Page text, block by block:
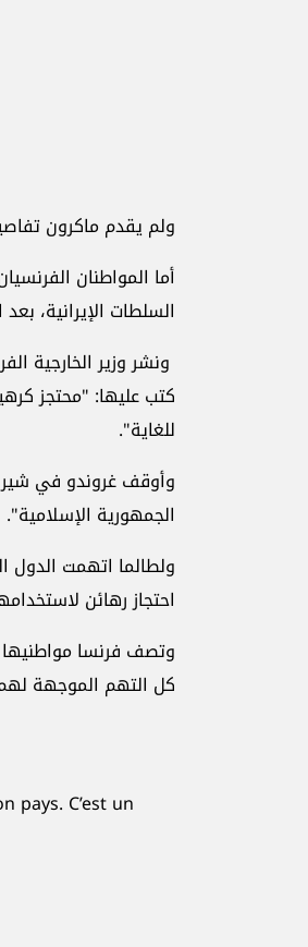
ولم يقدم ماكرون تفاصيل
أما المواطنان
السلطات الإيرانية، بعد اعتقالهما في مايو 2022،
ونشر وزير الخارجية
للغاية".
الجمهورية الإسلامية".
ولطالما اتهمت الدول
احتجاز رهائن
وتصف فرنسا مواطنيها
كل التهم الموجهة
pays. C’est un